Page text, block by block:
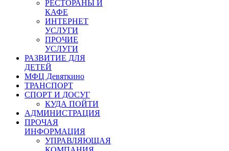
РЕСТОРАНЫ И
КАФЕ
ИНТЕРНЕТ
УСЛУГИ
ПРОЧИЕ
УСЛУГИ
РАЗВИТИЕ ДЛЯ
ДЕТЕЙ
МФЦ Девяткино
ТРАНСПОРТ
СПОРТ И ДОСУГ
КУДА ПОЙТИ
АДМИНИСТРАЦИЯ
ПРОЧАЯ
ИНФОРМАЦИЯ
УПРАВЛЯЮЩАЯ